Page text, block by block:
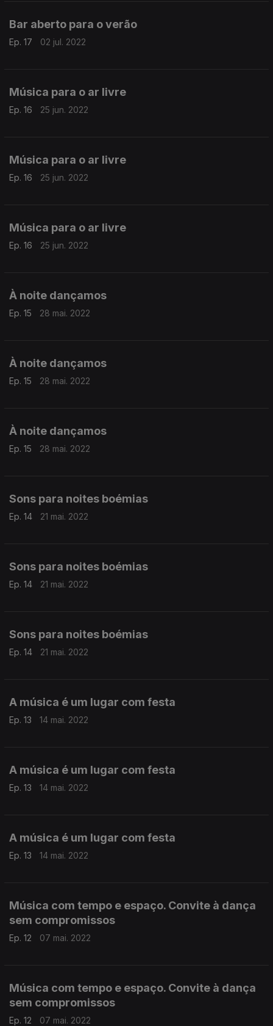
Bar aberto para o verão
Ep. 17 02 jul. 2022
Música para o ar livre
Ep. 16 25 jun. 2022
Música para o ar livre
Ep. 16 25 jun. 2022
Música para o ar livre
Ep. 16 25 jun. 2022
À noite dançamos
Ep. 15 28 mai. 2022
À noite dançamos
Ep. 15 28 mai. 2022
À noite dançamos
Ep. 15 28 mai. 2022
Sons para noites boémias
Ep. 14 21 mai. 2022
Sons para noites boémias
Ep. 14 21 mai. 2022
Sons para noites boémias
Ep. 14 21 mai. 2022
A música é um lugar com festa
Ep. 13 14 mai. 2022
A música é um lugar com festa
Ep. 13 14 mai. 2022
A música é um lugar com festa
Ep. 13 14 mai. 2022
Música com tempo e espaço. Convite à dança
sem compromissos
Ep. 12 07 mai. 2022
Música com tempo e espaço. Convite à dança
sem compromissos
Ep. 12 07 mai. 2022